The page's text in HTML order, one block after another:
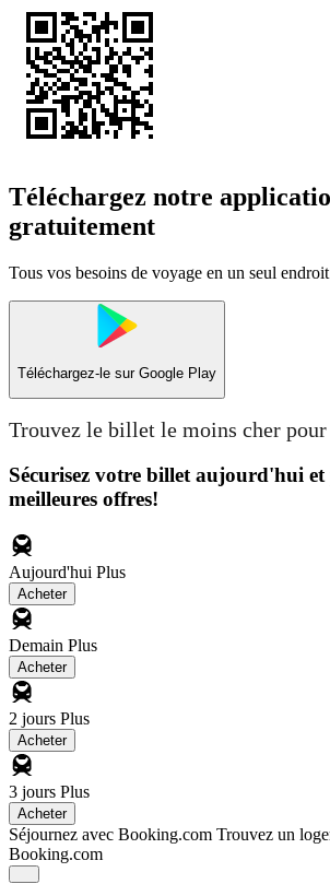
Téléchargez notre
gratuitement
Tous vos besoins de voyage en un seul endroit
Téléchargez-le sur Google Play
Trouvez le billet le moins cher
Sécurisez votre billet aujourd'hui et
meilleures offres!
Aujourd'hui Plus
Acheter
Demain Plus
Acheter
2 jours Plus
Acheter
3 jours Plus
Acheter
Séjournez avec Booking.com Trouvez un
Booking.com